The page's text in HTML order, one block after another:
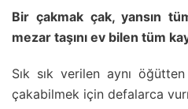
Bir çakmak çak, yansın
mezar taşını ev bilen tüm
Sık sık verilen aynı
çakabilmek için defalarca